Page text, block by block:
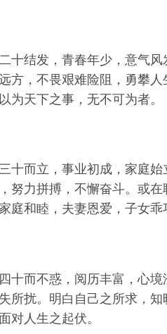
十结发，青春年少，意气
方，不畏艰难险阻，勇攀
为天下之事，无不可为者。
十而立，事业初成，家庭
努力拼搏，不懈奋斗。或
庭和睦，夫妻恩爱，子女乖
四十而不惑，阅历丰富，心
所扰。明白自己之所求，
对人生之起伏。